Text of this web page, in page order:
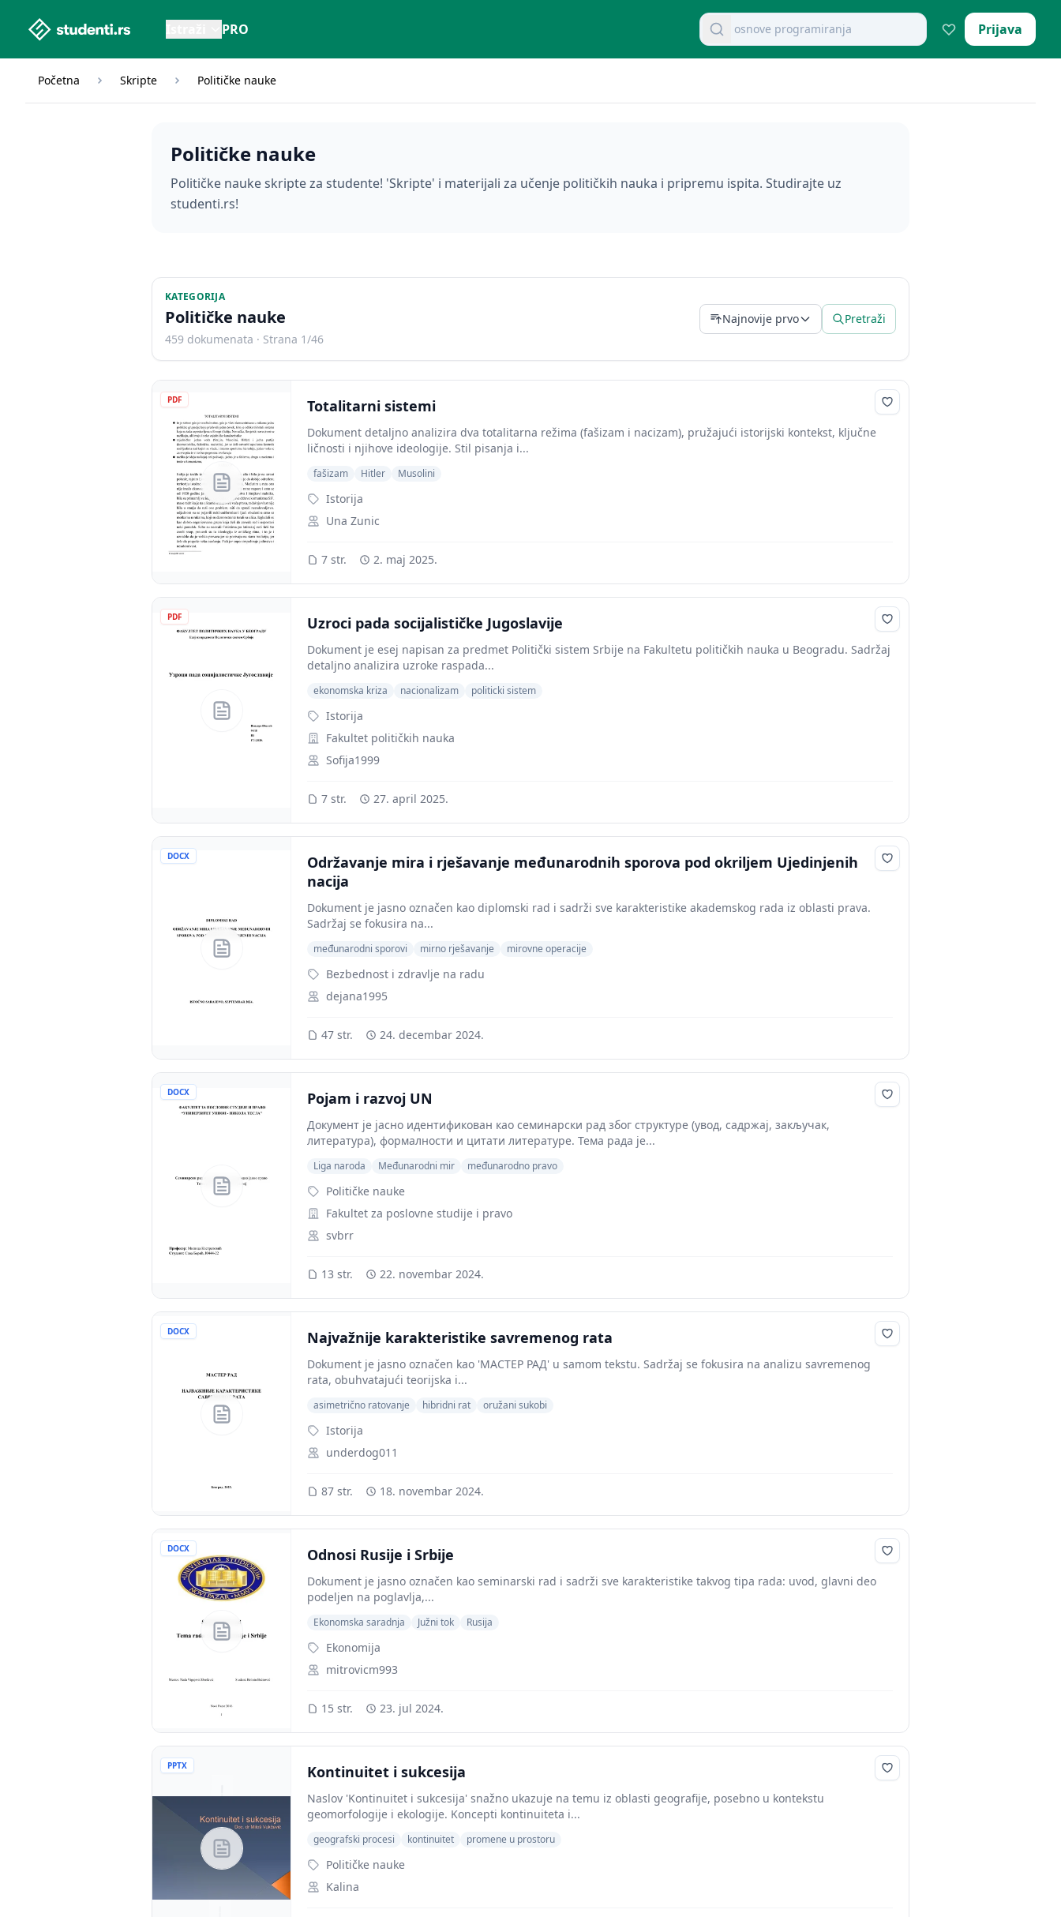
studenti.rs home page PRO Pretraži dokumente
mikroekonomija pitanja Prijava
Početna Skripte Političke nauke
Političke nauke
Političke nauke skripte za studente! 'Skripte' i materijali za učenje političkih nauka i pripremu ispita. Studirajte uz
studenti.rs!
KATEGORIJA
Političke nauke
459 dokumenata · Strana 1/46
Najnovije prvo Pretraži
PDF Totalitarni sistemi
Dokument detaljno analizira dva totalitarna režima (fašizam i nacizam), pružajući istorijski kontekst, ključne
ličnosti i njihove ideologije. Stil pisanja i...
fašizam Hitler Musolini
Istorija
Una Zunic
7 str. 2. maj 2025.
PDF Uzroci pada socijalističke Jugoslavije
Dokument je esej napisan za predmet Politički sistem Srbije na Fakultetu političkih nauka u Beogradu. Sadržaj
detaljno analizira uzroke raspada...
ekonomska kriza nacionalizam politicki sistem
Istorija
Fakultet političkih nauka
Sofija1999
7 str. 27. april 2025.
DOCX
Održavanje mira i rješavanje međunarodnih sporova pod okriljem Ujedinjenih
nacija
Dokument je jasno označen kao diplomski rad i sadrži sve karakteristike akademskog rada iz oblasti prava.
Sadržaj se fokusira na...
međunarodni sporovi mirno rješavanje mirovne operacije
Bezbednost i zdravlje na radu
dejana1995
47 str. 24. decembar 2024.
DOCX Pojam i razvoj UN
Документ је јасно идентификован као семинарски рад због структуре (увод, садржај, закључак,
литература), формалности и цитати литературе. Тема рада је...
Liga naroda Međunarodni mir međunarodno pravo
Političke nauke
Fakultet za poslovne studije i pravo
svbrr
13 str. 22. novembar 2024.
DOCX Najvažnije karakteristike savremenog rata
Dokument je jasno označen kao 'МАСТЕР РАД' u samom tekstu. Sadržaj se fokusira na analizu savremenog
rata, obuhvatajući teorijska i...
asimetrično ratovanje hibridni rat oružani sukobi
Istorija
underdog011
87 str. 18. novembar 2024.
DOCX Odnosi Rusije i Srbije
Dokument je jasno označen kao seminarski rad i sadrži sve karakteristike takvog tipa rada: uvod, glavni deo
podeljen na poglavlja,...
Ekonomska saradnja Južni tok Rusija
Ekonomija
mitrovicm993
15 str. 23. jul 2024.
PPTX Kontinuitet i sukcesija
Naslov 'Kontinuitet i sukcesija' snažno ukazuje na temu iz oblasti geografije, posebno u kontekstu
geomorfologije i ekologije. Koncepti kontinuiteta i...
geografski procesi kontinuitet promene u prostoru
Političke nauke
Kalina